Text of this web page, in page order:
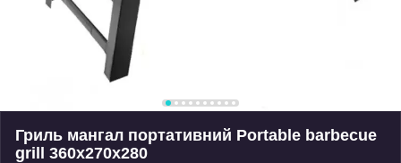
Гриль мангал портативний Portable barbecue
grill 360x270x280